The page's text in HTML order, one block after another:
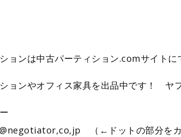
ョンは中古パーティション.comサイトに
ョンやオフィス家具を出品中です！ ヤ
（←ドットの部分をカ